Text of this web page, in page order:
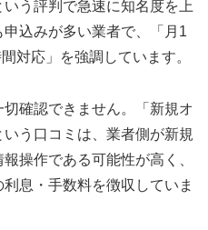
う評判で急速に知名度を上
込みが多い業者で、「月1
対応」を強調しています。
確認できません。「新規オ
う口コミは、業者側が新規
操作である可能性が高く、
息・手数料を徴収していま